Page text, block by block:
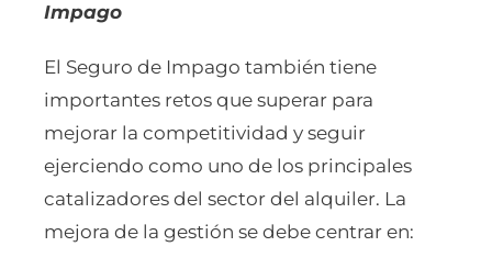
Impago
El Seguro de Impago también tiene
importantes retos que superar para
mejorar la competitividad y seguir
ejerciendo como uno de los principales
catalizadores del sector del alquiler. La
mejora de la gestión se debe centrar en: